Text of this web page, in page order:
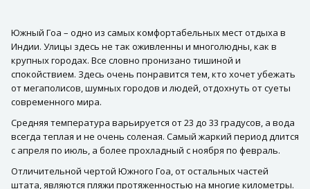
Южный Гоа – одно из самых комфортабельных мест отдыха в
Индии. Улицы здесь не так оживленны и многолюдны, как в
крупных городах. Все словно пронизано тишиной и
спокойствием. Здесь очень понравится тем, кто хочет убежать
от мегаполисов, шумных городов и людей, отдохнуть от суеты
современного мира.
Средняя температура варьируется от 23 до 33 градусов, а вода
всегда теплая и не очень соленая. Самый жаркий период длится
с апреля по июль, а более прохладный с ноября по февраль.
Отличительной чертой Южного Гоа, от остальных частей
штата, являются пляжи протяженностью на многие километры.